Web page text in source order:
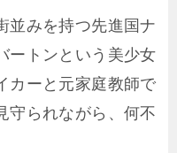
並みを持つ先進国ナ
ートンという美少女
カーと元家庭教師で
守られながら、何不